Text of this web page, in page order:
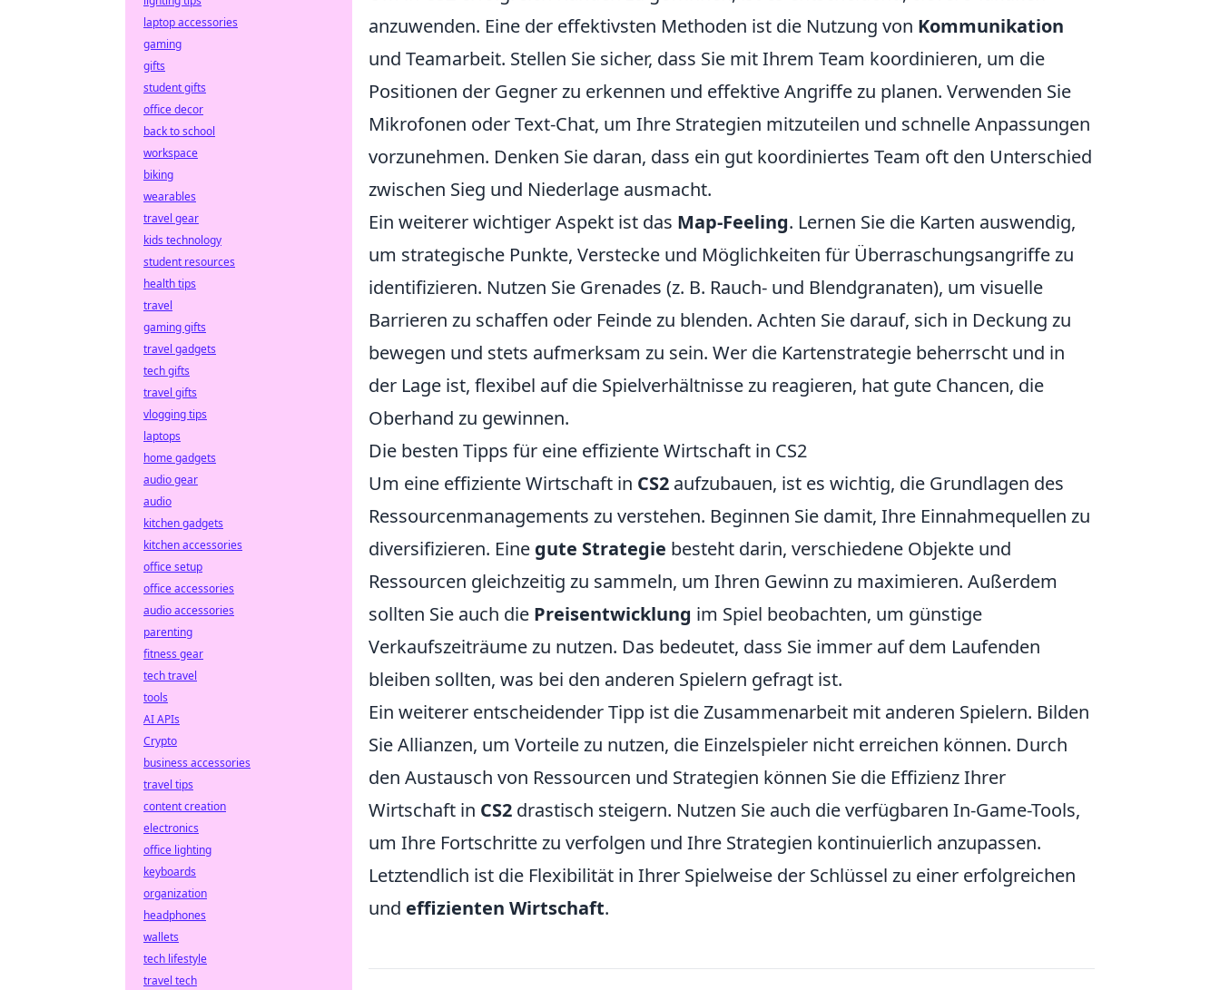
anzuwenden. Eine der effektivsten Methoden ist die Nutzung von Kommunikation
und Teamarbeit. Stellen Sie sicher, dass Sie mit Ihrem Team koordinieren, um die
Positionen der Gegner zu erkennen und effektive Angriffe zu planen. Verwenden Sie
Mikrofonen oder Text-Chat, um Ihre Strategien mitzuteilen und schnelle Anpassungen
vorzunehmen. Denken Sie daran, dass ein gut koordiniertes Team oft den Unterschied
zwischen Sieg und Niederlage ausmacht.
Ein weiterer wichtiger Aspekt ist das Map-Feeling. Lernen Sie die Karten auswendig,
um strategische Punkte, Verstecke und Möglichkeiten für Überraschungsangriffe zu
identifizieren. Nutzen Sie Grenades (z. B. Rauch- und Blendgranaten), um visuelle
Barrieren zu schaffen oder Feinde zu blenden. Achten Sie darauf, sich in Deckung zu
bewegen und stets aufmerksam zu sein. Wer die Kartenstrategie beherrscht und in
der Lage ist, flexibel auf die Spielverhältnisse zu reagieren, hat gute Chancen, die
Oberhand zu gewinnen.
Die besten Tipps für eine effiziente Wirtschaft in CS2
Um eine effiziente Wirtschaft in CS2 aufzubauen, ist es wichtig, die Grundlagen des
Ressourcenmanagements zu verstehen. Beginnen Sie damit, Ihre Einnahmequellen zu
diversifizieren. Eine gute Strategie besteht darin, verschiedene Objekte und
Ressourcen gleichzeitig zu sammeln, um Ihren Gewinn zu maximieren. Außerdem
sollten Sie auch die Preisentwicklung im Spiel beobachten, um günstige
Verkaufszeiträume zu nutzen. Das bedeutet, dass Sie immer auf dem Laufenden
bleiben sollten, was bei den anderen Spielern gefragt ist.
Ein weiterer entscheidender Tipp ist die Zusammenarbeit mit anderen Spielern. Bilden
Sie Allianzen, um Vorteile zu nutzen, die Einzelspieler nicht erreichen können. Durch
den Austausch von Ressourcen und Strategien können Sie die Effizienz Ihrer
Wirtschaft in CS2 drastisch steigern. Nutzen Sie auch die verfügbaren In-Game-Tools,
um Ihre Fortschritte zu verfolgen und Ihre Strategien kontinuierlich anzupassen.
Letztendlich ist die Flexibilität in Ihrer Spielweise der Schlüssel zu einer erfolgreichen
und effizienten Wirtschaft.
laptop accessories
gaming
gifts
student gifts
office decor
back to school
workspace
biking
wearables
travel gear
kids technology
student resources
health tips
travel
gaming gifts
travel gadgets
tech gifts
travel gifts
vlogging tips
laptops
home gadgets
audio gear
audio
kitchen gadgets
kitchen accessories
office setup
office accessories
audio accessories
parenting
fitness gear
tech travel
tools
AI APIs
Crypto
business accessories
travel tips
content creation
electronics
office lighting
keyboards
organization
headphones
wallets
tech lifestyle
travel tech